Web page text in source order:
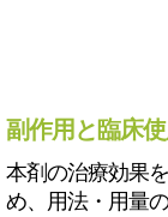
副作用と臨床
本剤の治療効果
め、用法・用量